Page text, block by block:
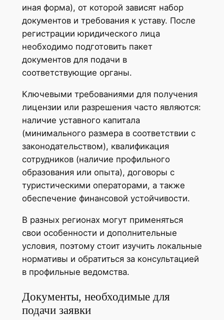
иная форма), от которой зависят набор
документов и требования к уставу. После
регистрации юридического лица
необходимо подготовить пакет
документов для подачи в
соответствующие органы.
Ключевыми требованиями для получения
лицензии или разрешения часто являются:
наличие уставного капитала
(минимального размера в соответствии с
законодательством), квалификация
сотрудников (наличие профильного
образования или опыта), договоры с
туристическими операторами, а также
обеспечение финансовой устойчивости.
В разных регионах могут применяться
свои особенности и дополнительные
условия, поэтому стоит изучить локальные
нормативы и обратиться за консультацией
в профильные ведомства.
Документы, необходимые для
подачи заявки